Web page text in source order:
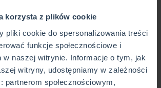
korzysta z plików cookie
pliki cookie do spersonalizowania treści
funkcje społecznościowe i
w naszej witrynie. Informacje o tym, jak
witryny, udostępniamy w zależności
partnerom społecznościowym,